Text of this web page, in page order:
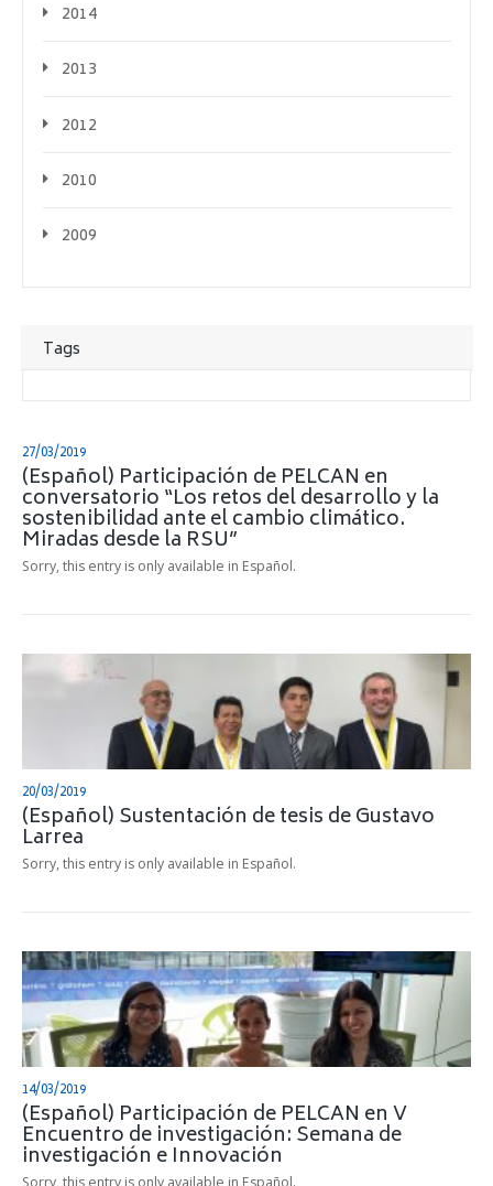
2014
2013
2012
2010
2009
Tags
27/03/2019
(Español) Participación de PELCAN en
conversatorio “Los retos del desarrollo y la
sostenibilidad ante el cambio climático.
Miradas desde la RSU”
Sorry, this entry is only available in Español.
20/03/2019
(Español) Sustentación de tesis de Gustavo
Larrea
Sorry, this entry is only available in Español.
14/03/2019
(Español) Participación de PELCAN en V
Encuentro de investigación: Semana de
investigación e Innovación
Sorry, this entry is only available in Español.